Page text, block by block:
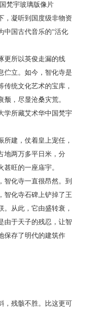
梵宇玻璃版像片
，凝听到国度级非物资
国古代音乐的“活化
更所以英俊走漏的线
伫立。如今，智化寺是
统文化艺术的宝库，
，尽显沧桑灾荒。
学所藏艾术华中国梵宇
所建，仗着皇上宠任，
地两万多平日米，分
旺的一座庙宇。
智化寺一直很昂然。到
智化寺石碑上铲掉了王
从此，它由盛转衰，
由于天子的残忍，让智
保存了明代的建筑作
，残骸不胜。比这更可